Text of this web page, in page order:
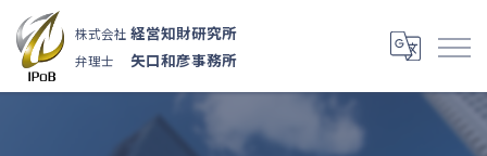
株式会社 経営知財研究所
弁理士 矢口和彦事務所